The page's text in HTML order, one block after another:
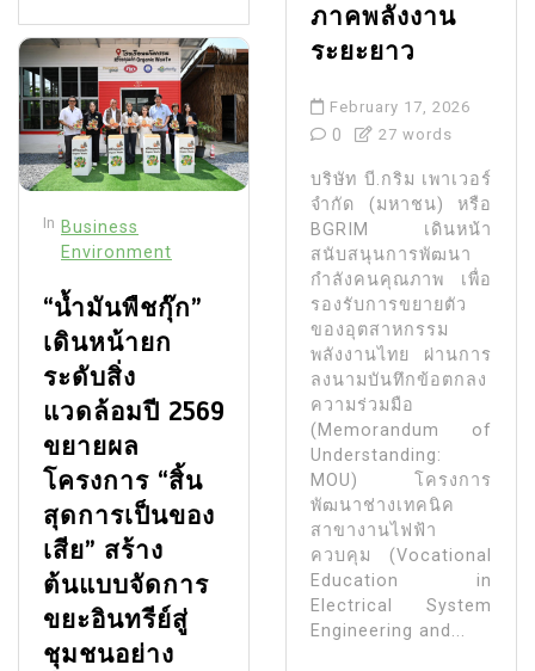
In Business
Environment
“น้ำมันพืชกุ๊ก”
เดินหน้ายก
ระดับสิ่ง
แวดล้อมปี 2569
ขยายผล
โครงการ “สิ้น
สุดการเป็นของ
เสีย” สร้าง
ต้นแบบจัดการ
ขยะอินทรีย์สู่
ชุมชนอย่าง
ภาคพลังงาน
ระยะยาว
February 17, 2026
0 27 words
บริษัท บี.กริม เพาเวอร์
จำกัด (มหาชน) หรือ
BGRIM เดินหน้า
สนับสนุนการพัฒนา
กำลังคนคุณภาพ เพื่อ
รองรับการขยายตัว
ของอุตสาหกรรม
พลังงานไทย ผ่านการ
ลงนามบันทึกข้อตกลง
ความร่วมมือ
(Memorandum of
Understanding:
MOU) โครงการ
พัฒนาช่างเทคนิค
สาขางานไฟฟ้า
ควบคุม (Vocational
Education in
Electrical System
Engineering and...